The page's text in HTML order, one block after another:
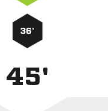
36’
45'